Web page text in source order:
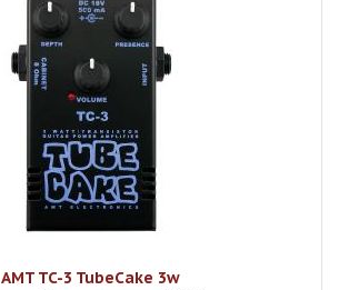
AMT TC-3 TubeCake 3w